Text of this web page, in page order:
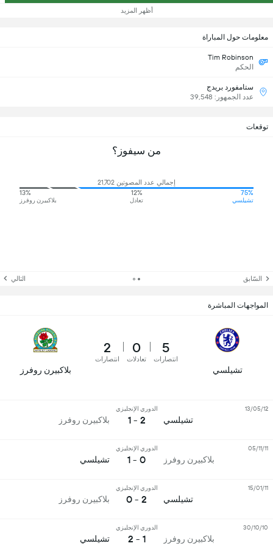
أظهر المزيد
معلومات حول المباراة
Tim Robinson
الحكم
ستامفورد بريدج
عدد الجمهور: 39,548
توقعات
من سيفوز؟
إجمالي عدد المصوتين 21,702
75%
تشيلسي
12%
تعادل
13%
بلاكبيرن روفرز
السّابق التالي
المواجهات المباشرة
تشيلسي
5
انتصارات
0
تعادلات
2
انتصارات
بلاكبيرن روفرز
تشيلسي
الدوري الإنجليزي
2 - 1 بلاكبيرن روفرز
13/05/12
بلاكبيرن روفرز
الدوري الإنجليزي
0 - 1 تشيلسي
05/11/11
تشيلسي
الدوري الإنجليزي
2 - 0 بلاكبيرن روفرز
15/01/11
بلاكبيرن روفرز
الدوري الإنجليزي
1 - 2 تشيلسي
30/10/10